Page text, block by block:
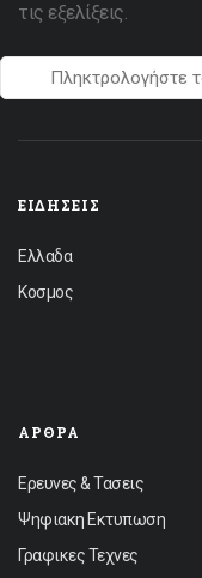
τις εξελίξεις.
ΕΙΔΉΣΕΙΣ
Ελλαδα
Κοσμος
ΆΡΘΡΑ
Ερευνες & Τασεις
Ψηφιακη Εκτυπωση
Γραφικες Τεχνες